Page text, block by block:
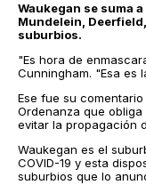
Waukegan se suma
Mundelein,
suburbios.
"Es hora de
Cunningham. "Esa es
Ese fue su
Ordenanza que
evitar la propagación
Waukegan es el
COVID-19 y esta
suburbios que lo